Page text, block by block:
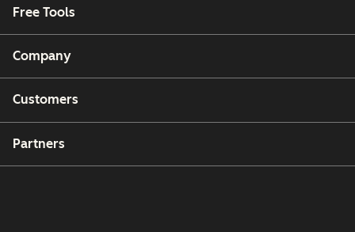
Free Tools
Company
Customers
Partners